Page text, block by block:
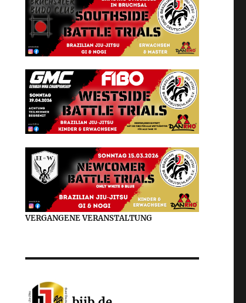
VERGANGENE VERANSTALTUNG